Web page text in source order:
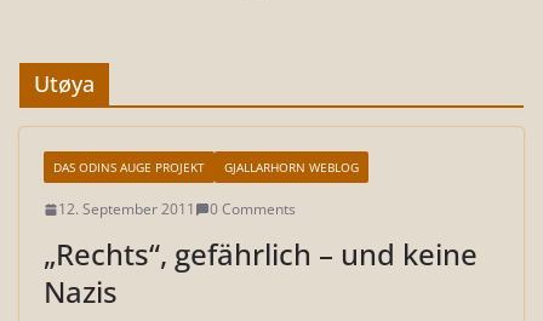
Utøya
DAS ODINS AUGE PROJEKT GJALLARHORN WEBLOG
12. September 2011 0 Comments
„Rechts“, gefährlich – und keine
Nazis